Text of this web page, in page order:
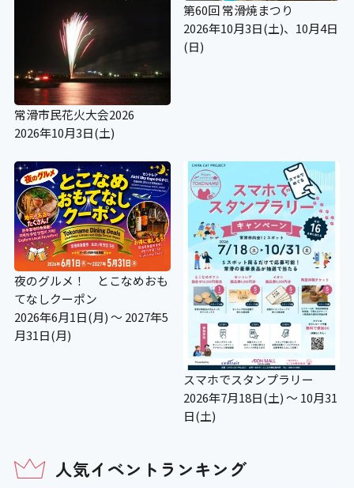
常滑市民花火大会2026
2026年10月3日(土)
第60回 常滑焼まつり
2026年10月3日(土)、10月4日
(日)
夜のグルメ！ とこなめおも
てなしクーポン
2026年6月1日(月) ～ 2027年5
月31日(月)
スマホでスタンプラリー
2026年7月18日(土) ～ 10月31
日(土)
人気イベントランキング